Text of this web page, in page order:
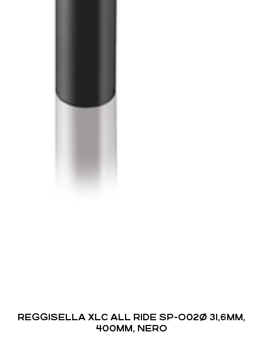
REGGISELLA XLC ALL RIDE SP-O02Ø 31,6MM,
400MM, NERO